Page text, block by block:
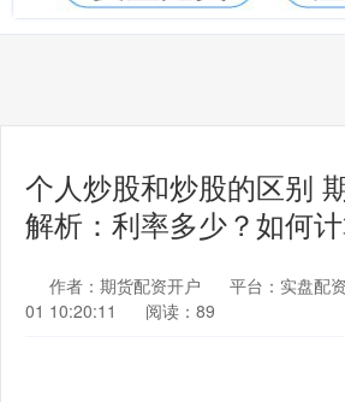
个人炒股和炒股的区别
解析：利率多少？如何计
作者：期货配资开户 平台：实盘配
01 10:20:11
阅读：89